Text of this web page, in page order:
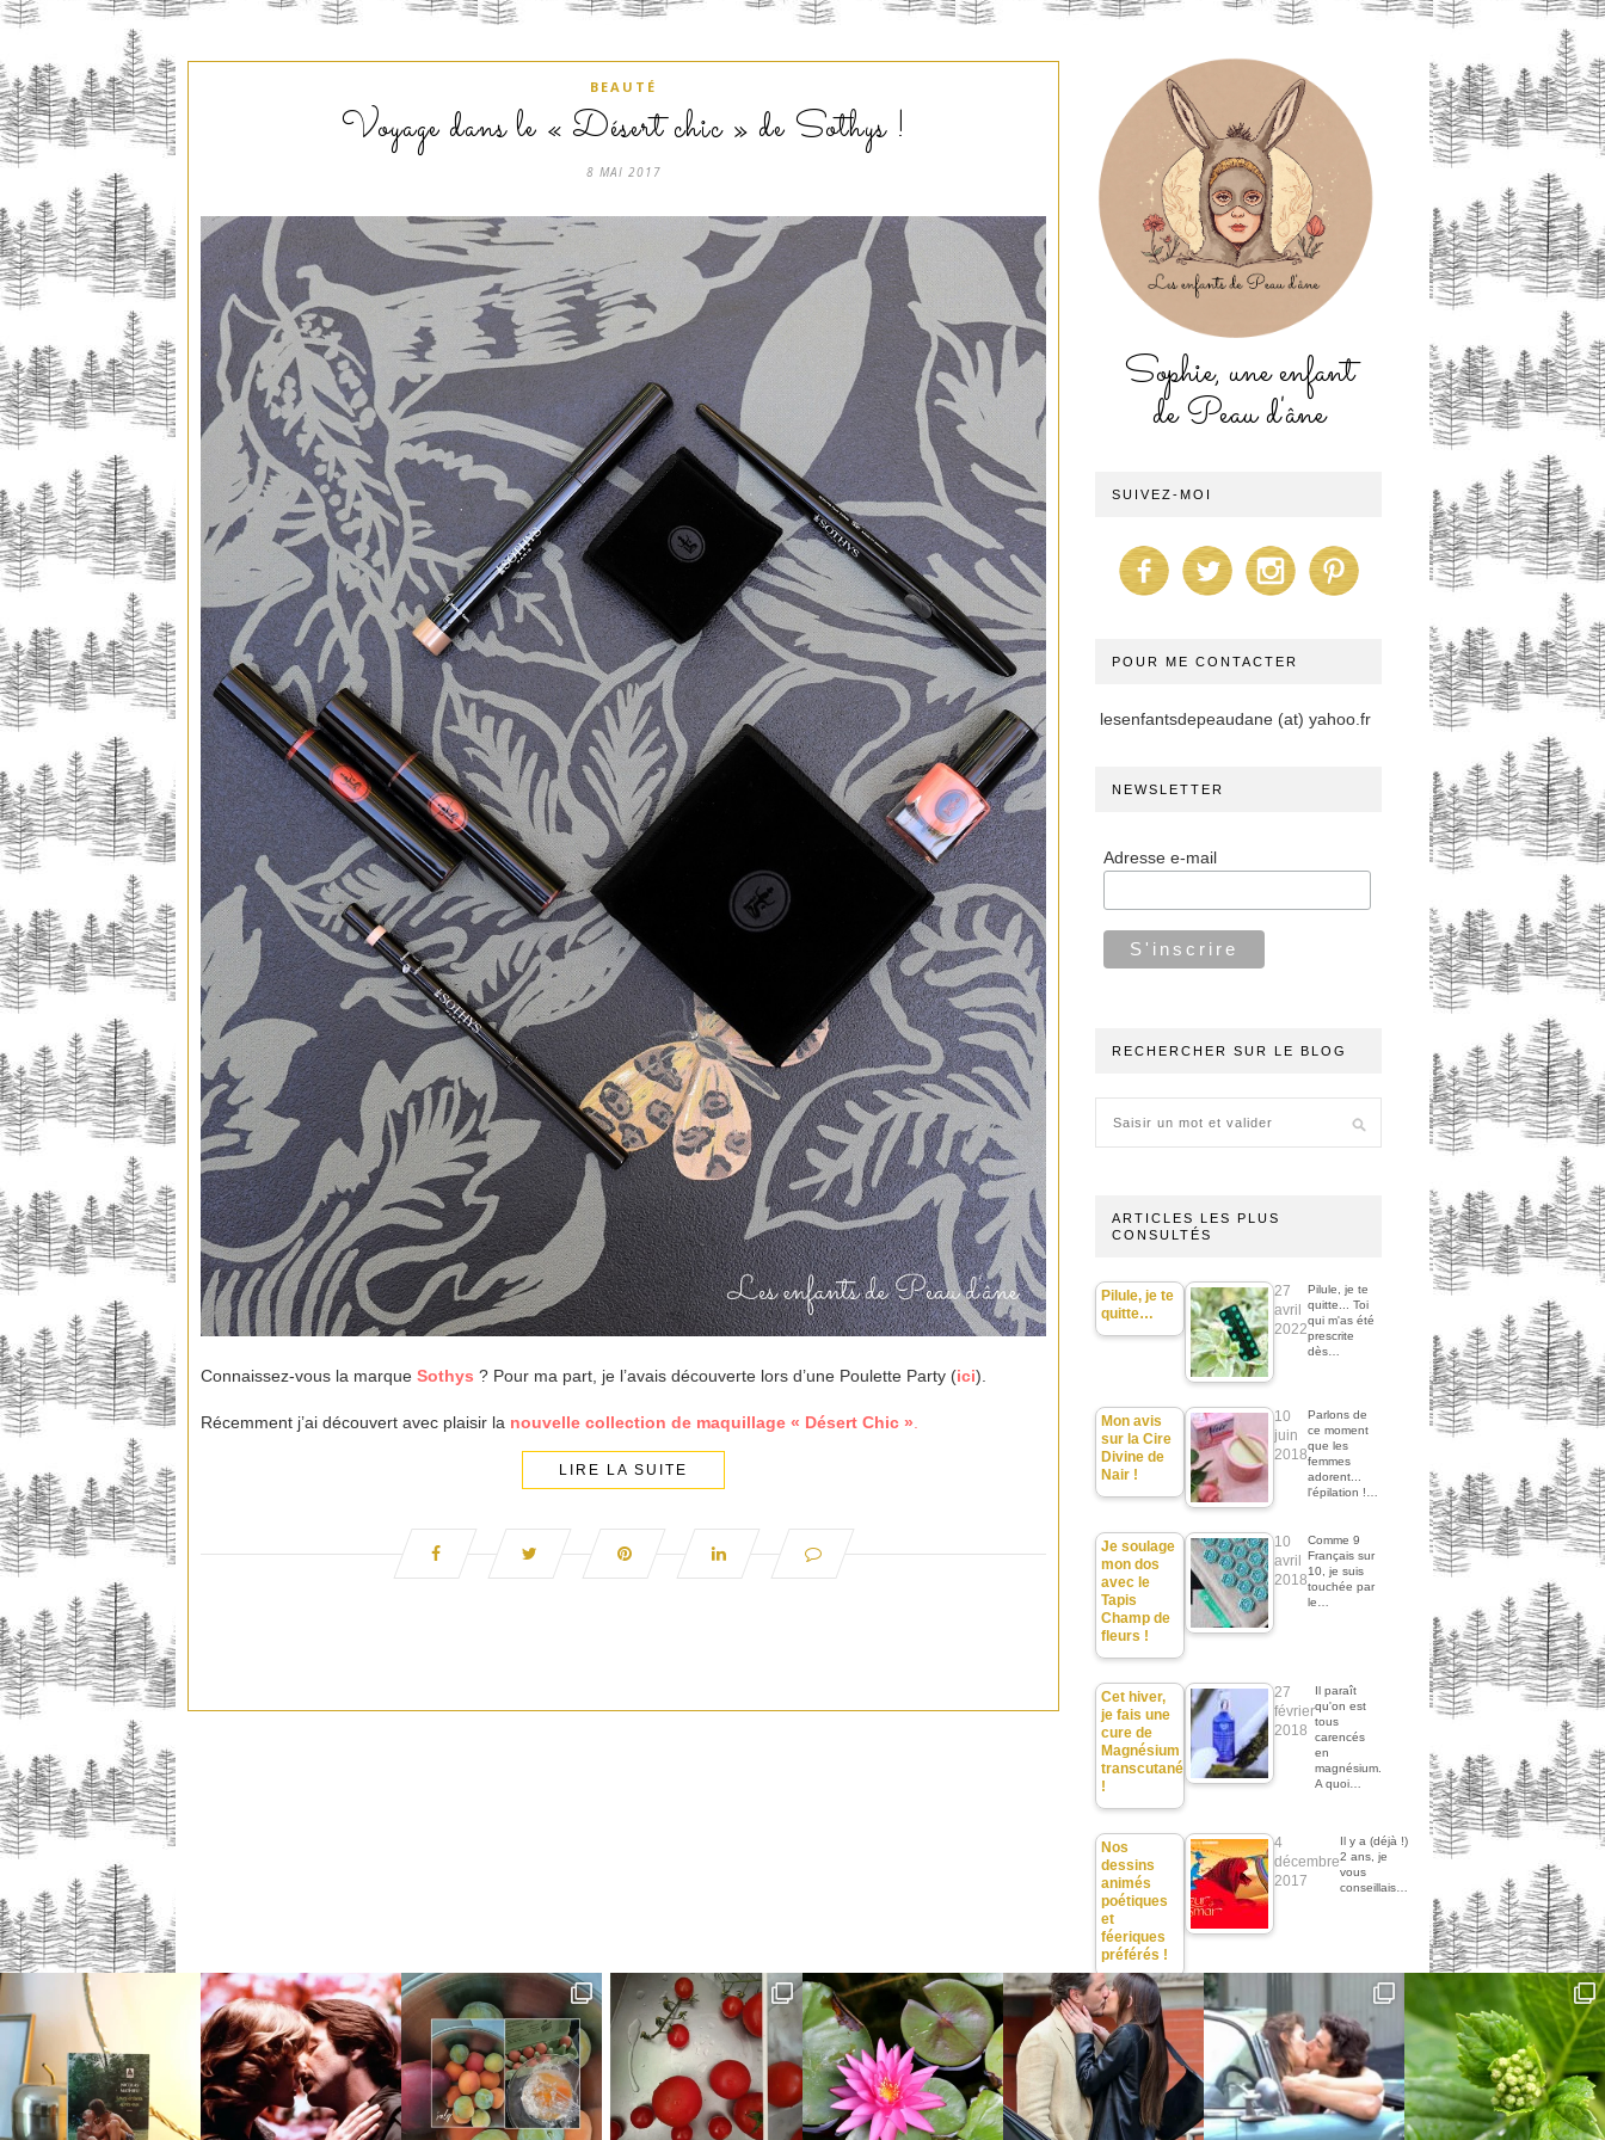
BEAUTÉ
Voyage dans le « Désert chic » de Sothys !
8 MAI 2017
Connaissez-vous la marque Sothys ? Pour ma part, je l’avais découverte lors d’une Poulette Party (ici).
Récemment j’ai découvert avec plaisir la nouvelle collection de maquillage « Désert Chic »
LIRE LA SUITE
Sophie, une enfant
de Peau d'âne
SUIVEZ-MOI
POUR ME CONTACTER
lesenfantsdepeaudane (at) yahoo.fr
NEWSLETTER
Adresse e-mail
RECHERCHER SUR LE BLOG
ARTICLES LES PLUS
CONSULTÉS
Pilule, je te
quitte…
27
avril
2022
Pilule, je te
quitte... Toi
qui m'as été
prescrite
dès…
Mon avis
sur la Cire
Divine de
Nair !
10
juin
2018
Parlons de
ce moment
que les
femmes
adorent...
l'épilation !…
Je soulage
mon dos
avec le
Tapis
Champ de
fleurs !
10
avril
2018
Comme 9
Français sur
10, je suis
touchée par
le…
Cet hiver,
je fais une
cure de
Magnésium
transcutané
!
27
février
2018
Il paraît
qu'on est
tous
carencés
en
magnésium.
A quoi…
Nos
dessins
animés
poétiques
et
féeriques
préférés !
4
décembre
2017
Il y a (déjà !)
2 ans, je
vous
conseillais…